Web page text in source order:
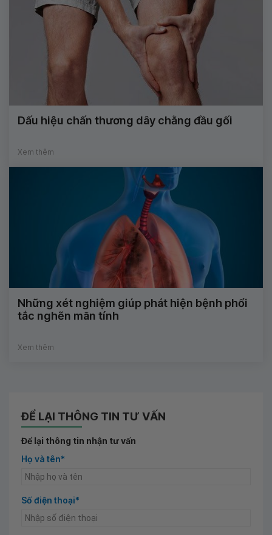
Dấu hiệu chấn thương dây chằng đầu gối
Xem thêm
Những xét nghiệm giúp phát hiện bệnh phổi
tắc nghẽn mãn tính
Xem thêm
ĐỂ LẠI THÔNG TIN TƯ VẤN
Để lại thông tin nhận tư vấn
Họ và tên*
Số điện thoại*